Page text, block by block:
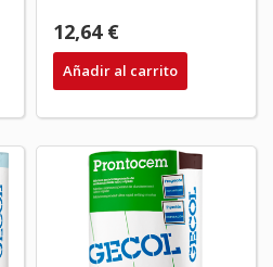
12,64 €
Añadir al carrito